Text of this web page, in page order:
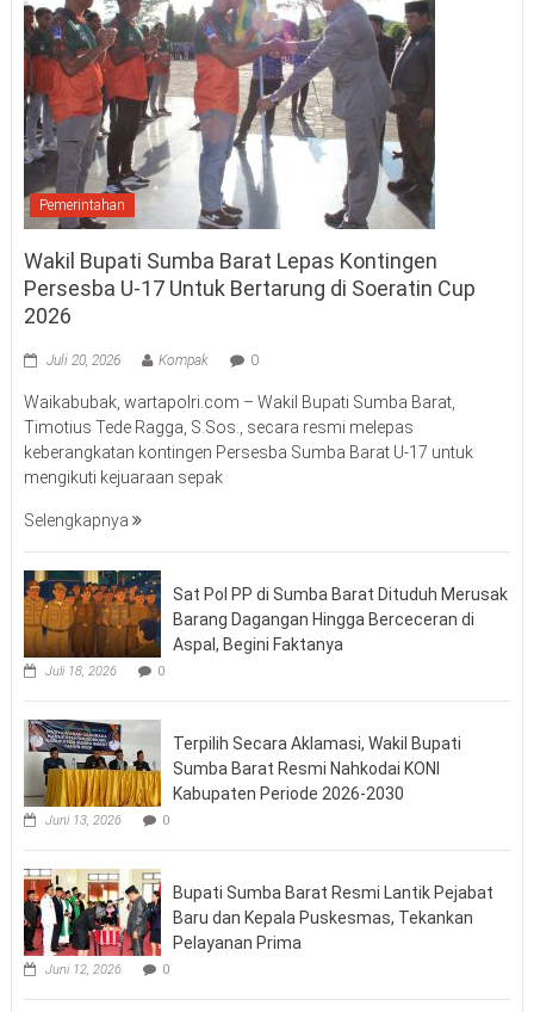
Pemerintahan
Wakil Bupati Sumba Barat Lepas Kontingen
Persesba U-17 Untuk Bertarung di Soeratin Cup
2026
Juli 20, 2026 Kompak 0
Waikabubak, wartapolri.com – Wakil Bupati Sumba Barat,
Timotius Tede Ragga, S.Sos., secara resmi melepas
keberangkatan kontingen Persesba Sumba Barat U-17 untuk
mengikuti kejuaraan sepak
Selengkapnya
Sat Pol PP di Sumba Barat Dituduh Merusak
Barang Dagangan Hingga Berceceran di
Aspal, Begini Faktanya
Juli 18, 2026 0
Terpilih Secara Aklamasi, Wakil Bupati
Sumba Barat Resmi Nahkodai KONI
Kabupaten Periode 2026-2030
Juni 13, 2026 0
Bupati Sumba Barat Resmi Lantik Pejabat
Baru dan Kepala Puskesmas, Tekankan
Pelayanan Prima
Juni 12, 2026 0